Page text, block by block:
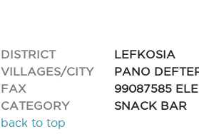
DISTRICT
LEFKOSIA
VILLAGES/CITY
PANO
FAX
99087585
CATEGORY
SNACK BAR
back to top